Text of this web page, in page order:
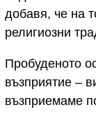
добавя, че на
религиозни
Пробуденото
възприятие –
възприемаме